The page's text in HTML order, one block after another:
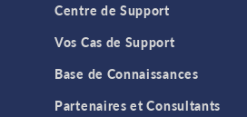
Centre de Support
Vos Cas de Support
Base de Connaissances
Partenaires et Consultants